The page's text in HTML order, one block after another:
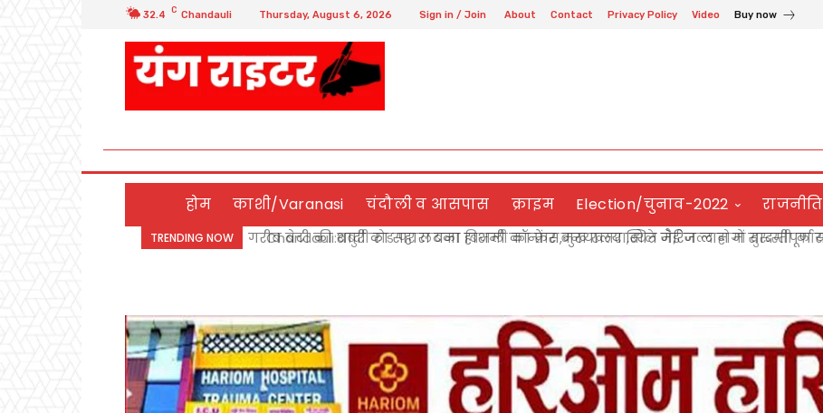
32.4 C Chandauli Thursday, August 6, 2026 Sign in / Join About Contact Privacy Policy Video Buy now
होम काशी/Varanasi चंदौली व आसपास क्राइम Election/चुनाव-2022 राजनीति
TRENDING NOW Chandauli:बबुरी रोड पर लटका बिजली का तार बना खतरा,बोले जेई जल्द होगा दुरुस्ती कार्य